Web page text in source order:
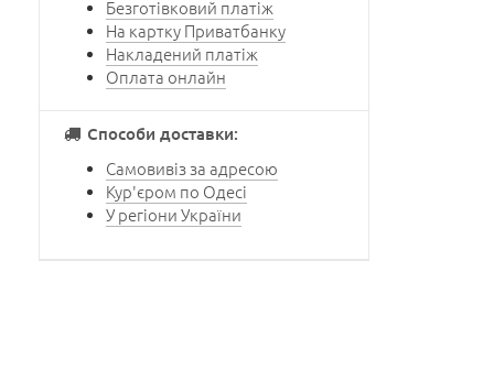
Безготівковий платіж
На картку Приватбанку
Накладений платіж
Оплата онлайн
Способи доставки:
Самовивіз за адресою
Кур'єром по Одесі
У регіони України